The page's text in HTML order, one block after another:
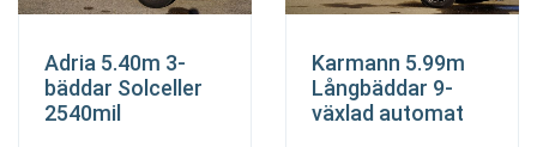
Adria 5.40m 3-
bäddar Solceller
2540mil
Karmann 5.99m
Långbäddar 9-
växlad automat